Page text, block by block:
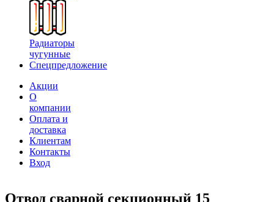
Радиаторы
чугунные
Спецпредложение
Акции
О
компании
Оплата и
доставка
Клиентам
Контакты
Вход
Отвод сварной секционный 15